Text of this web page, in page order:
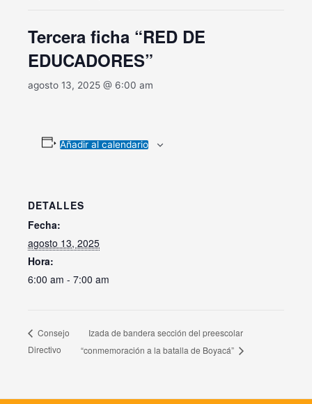
Tercera ficha “RED DE
EDUCADORES”
agosto 13, 2025 @ 6:00 am
Añadir al calendario
DETALLES
Fecha:
agosto 13, 2025
Hora:
6:00 am - 7:00 am
Consejo
Directivo
Izada de bandera sección del preescolar
“conmemoración a la batalla de Boyacá”